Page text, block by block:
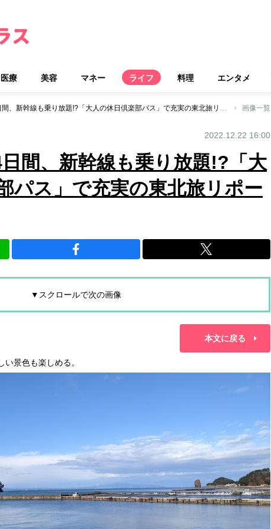
療 美容 マネー ライフ 料理 エンタメ
1万5270円で4日間、新幹線も乗り放題!?「大人の休日倶楽部パス」で充実の東北旅リポート 画像一覧
2022.12.22 16:00
間、新幹線も乗り放題!?「大
パス」で充実の東北旅リポー
▼スクロールで次の画像
本文に戻る
景色も楽しめる。